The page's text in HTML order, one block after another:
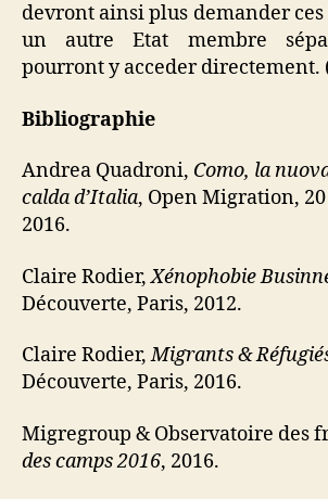
devront ainsi plus demander
un autre Etat membre
pourront y acceder directement.
Bibliographie
Andrea Quadroni, Como, la
calda d’Italia, Open Migration,
2016.
Claire Rodier,Xénophobie
Découverte, Paris, 2012.
Claire Rodier,Migrants &
Découverte, Paris, 2016.
Migregroup & Observatoire des
des camps 2016, 2016.